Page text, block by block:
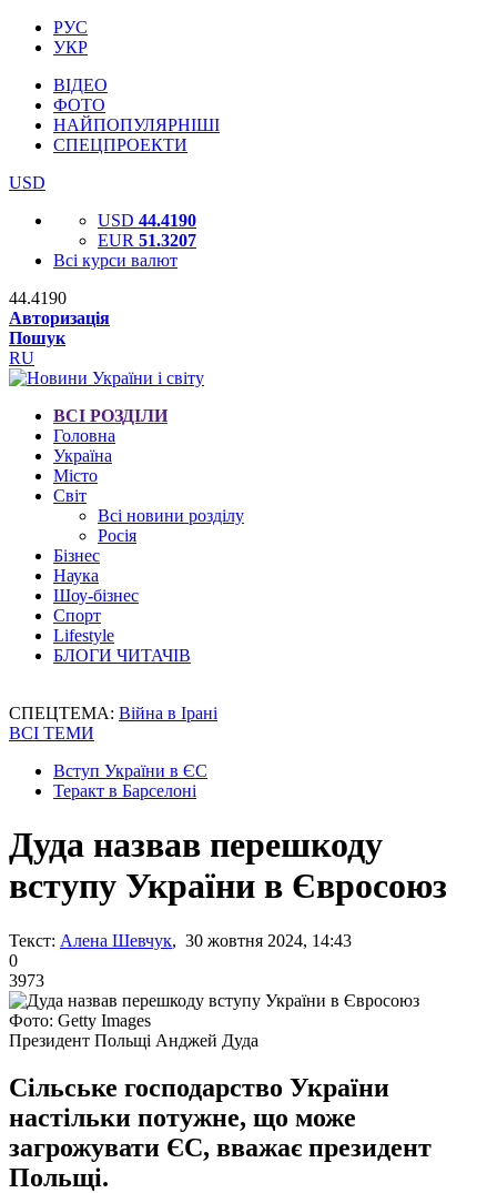
РУС
УКР
ВІДЕО
ФОТО
НАЙПОПУЛЯРНІШІ
СПЕЦПРОЕКТИ
USD
USD 44.4190
EUR 51.3207
Всі курси валют
44.4190
Авторизація
Пошук
RU
ВСІ РОЗДІЛИ
Головна
Україна
Місто
Світ
Всі новини розділу
Росія
Бізнес
Наука
Шоу-бізнес
Спорт
Lifestyle
БЛОГИ ЧИТАЧІВ
СПЕЦТЕМА: Війна в Ірані
ВСІ ТЕМИ
Вступ України в ЄС
Теракт в Барселоні
Дуда назвав перешкоду
вступу України в Євросоюз
Текст: Алена Шевчук, 30 жовтня 2024, 14:43
0
3973
Фото: Getty Images
Президент Польщі Анджей Дуда
Сільське господарство України
настільки потужне, що може
загрожувати ЄС, вважає президент
Польщі.